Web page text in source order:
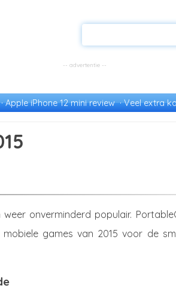
Apple iPhone 12 mini review Veel extra
onverminderd populair.
games van 2015 voor de